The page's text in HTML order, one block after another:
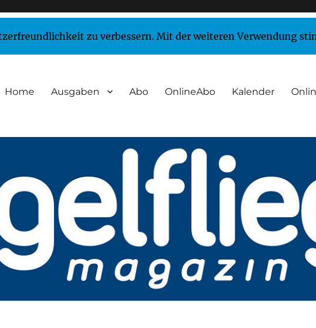
Home Ausgaben Abo OnlineAbo Kalender
zu verbessern. Mit der weiteren Verwendung